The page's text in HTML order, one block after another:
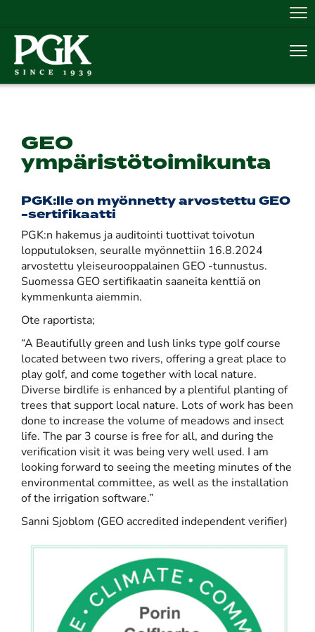
GEO
ympäristötoimikunta
PGK:lle on myönnetty arvostettu GEO
-sertifikaatti
PGK:n hakemus ja auditointi tuottivat toivotun
lopputuloksen, seuralle myönnettiin 16.8.2024
arvostettu yleiseurooppalainen GEO -tunnustus.
Suomessa GEO sertifikaatin saaneita kenttiä on
kymmenkunta aiemmin.
Ote raportista;
“A Beautifully green and lush links type golf course
located between two rivers, offering a great place to
play golf, and come together with local nature.
Diverse birdlife is enhanced by a plentiful planting of
trees that support local nature. Lots of work has been
done to increase the volume of meadows and insect
life. The par 3 course is free for all, and during the
verification visit it was being very well used. I am
looking forward to seeing the meeting minutes of the
environmental committee, as well as the installation
of the irrigation software.”
Sanni Sjoblom (GEO accredited independent verifier)